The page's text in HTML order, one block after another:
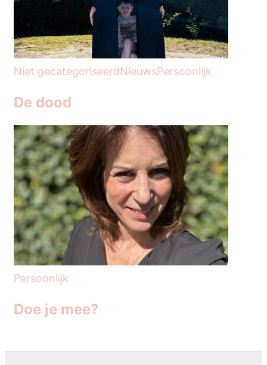
Niet gecategoriseerdNieuwsPersoonlijk
De dood
Persoonlijk
Doe je mee?